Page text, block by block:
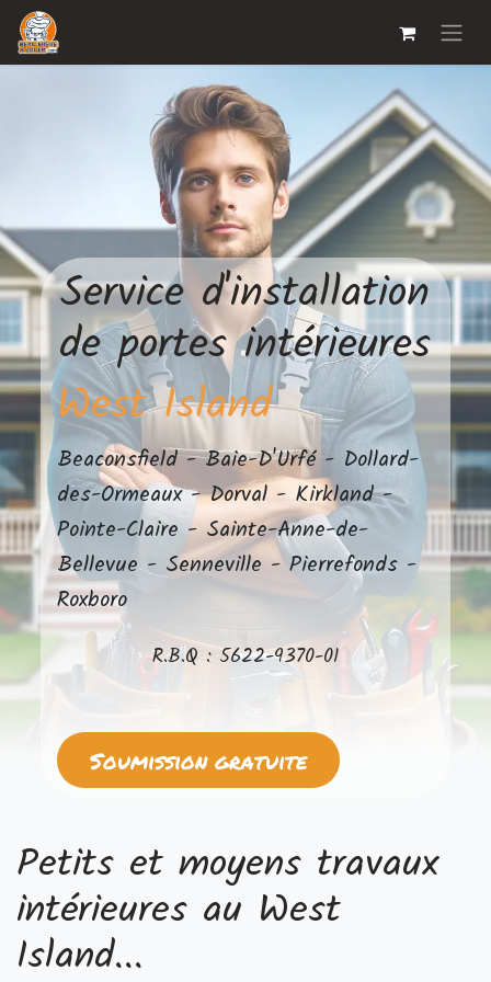
Service d'installation
de portes intérieures
West Island
Beaconsfield - Baie-D'Urfé - Dollard-
des-Ormeaux - Dorval - Kirkland -
Pointe-Claire - Sainte-Anne-de-
Bellevue - Senneville - Pierrefonds -
Roxboro
R.B.Q : 5622-9370-01
Soumission gratuite
Petits et moyens travaux
intérieures au West
Island...